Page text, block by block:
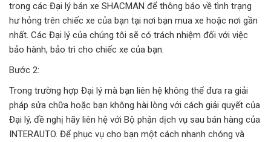
trong các Đại lý bán xe SHACMAN để thông báo về tình trạng
hư hỏng trên chiếc xe của bạn tại nơi bạn mua xe hoặc nơi gần
nhất. Các Đại lý của chúng tôi sẽ có trách nhiệm đối với việc
bảo hành, bảo trì cho chiếc xe của bạn.
Bước 2:
Trong trường hợp Đại lý mà bạn liên hệ không thể đưa ra giải
pháp sửa chữa hoặc bạn không hài lòng với cách giải quyết của
Đại lý, đề nghị hãy liên hệ với Bộ phận dịch vụ sau bán hàng của
INTERAUTO. Để phục vụ cho bạn một cách nhanh chóng và